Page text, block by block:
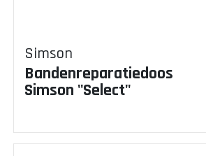
Simson
Bandenreparatiedoos
Simson "Select"